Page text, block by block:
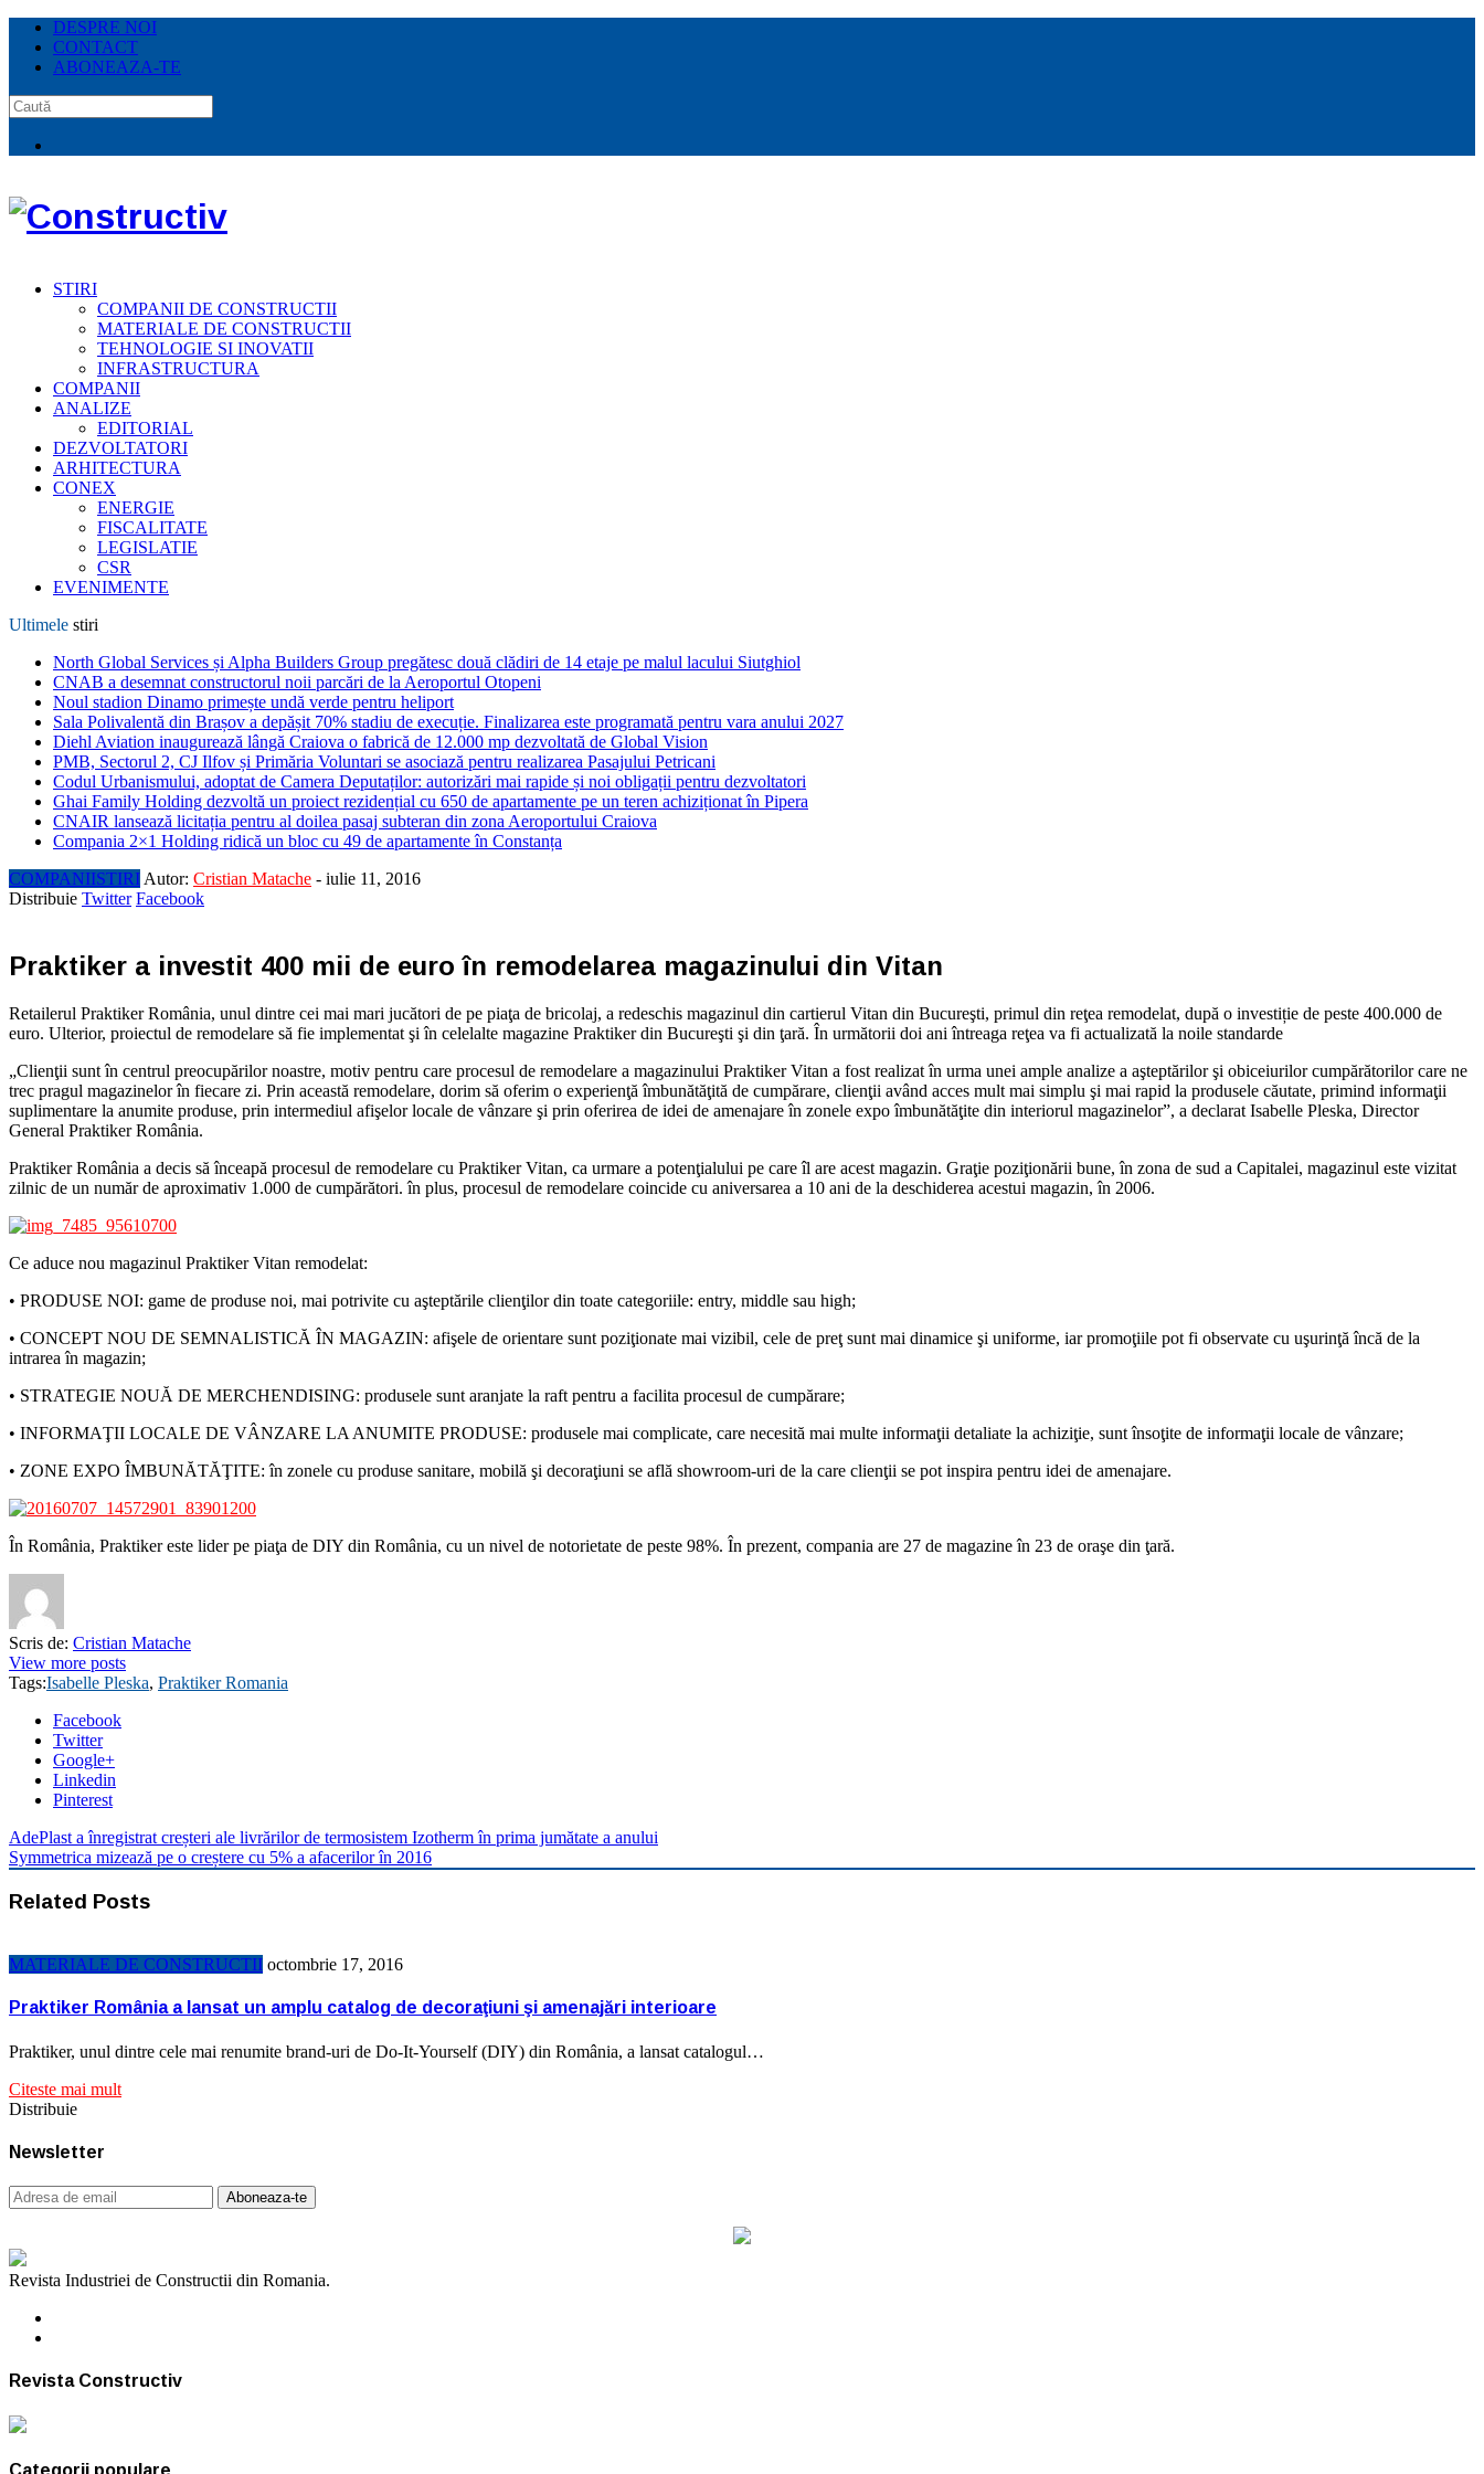
DESPRE NOI
CONTACT
ABONEAZA-TE
STIRI
COMPANII DE CONSTRUCTII
MATERIALE DE CONSTRUCTII
TEHNOLOGIE SI INOVATII
INFRASTRUCTURA
COMPANII
ANALIZE
EDITORIAL
DEZVOLTATORI
ARHITECTURA
CONEX
ENERGIE
FISCALITATE
LEGISLATIE
CSR
EVENIMENTE
Ultimele stiri
North Global Services și Alpha Builders Group pregătesc două clădiri de 14 etaje pe malul lacului Siutghiol
CNAB a desemnat constructorul noii parcări de la Aeroportul Otopeni
Noul stadion Dinamo primește undă verde pentru heliport
Sala Polivalentă din Brașov a depășit 70% stadiu de execuție. Finalizarea este programată pentru vara anului 2027
Diehl Aviation inaugurează lângă Craiova o fabrică de 12.000 mp dezvoltată de Global Vision
PMB, Sectorul 2, CJ Ilfov și Primăria Voluntari se asociază pentru realizarea Pasajului Petricani
Codul Urbanismului, adoptat de Camera Deputaților: autorizări mai rapide și noi obligații pentru dezvoltatori
Ghai Family Holding dezvoltă un proiect rezidențial cu 650 de apartamente pe un teren achiziționat în Pipera
CNAIR lansează licitația pentru al doilea pasaj subteran din zona Aeroportului Craiova
Compania 2×1 Holding ridică un bloc cu 49 de apartamente în Constanța
COMPANIISTIRI Autor: Cristian Matache - iulie 11, 2016
Distribuie Twitter Facebook
Praktiker a investit 400 mii de euro în remodelarea magazinului din Vitan
Retailerul Praktiker România, unul dintre cei mai mari jucători de pe piaţa de bricolaj, a redeschis magazinul din cartierul Vitan din Bucureşti, primul din reţea remodelat, după o investiție de peste 400.000 de
euro. Ulterior, proiectul de remodelare să fie implementat şi în celelalte magazine Praktiker din Bucureşti şi din ţară. În următorii doi ani întreaga reţea va fi actualizată la noile standarde
„Clienţii sunt în centrul preocupărilor noastre, motiv pentru care procesul de remodelare a magazinului Praktiker Vitan a fost realizat în urma unei ample analize a aşteptărilor şi obiceiurilor cumpărătorilor care ne
trec pragul magazinelor în fiecare zi. Prin această remodelare, dorim să oferim o experienţă îmbunătăţită de cumpărare, clienţii având acces mult mai simplu şi mai rapid la produsele căutate, primind informaţii
suplimentare la anumite produse, prin intermediul afişelor locale de vânzare şi prin oferirea de idei de amenajare în zonele expo îmbunătăţite din interiorul magazinelor”, a declarat Isabelle Pleska, Director
General Praktiker România.
Praktiker România a decis să înceapă procesul de remodelare cu Praktiker Vitan, ca urmare a potenţialului pe care îl are acest magazin. Graţie poziţionării bune, în zona de sud a Capitalei, magazinul este vizitat
zilnic de un număr de aproximativ 1.000 de cumpărători. în plus, procesul de remodelare coincide cu aniversarea a 10 ani de la deschiderea acestui magazin, în 2006.
Ce aduce nou magazinul Praktiker Vitan remodelat:
• PRODUSE NOI: game de produse noi, mai potrivite cu aşteptările clienţilor din toate categoriile: entry, middle sau high;
• CONCEPT NOU DE SEMNALISTICĂ ÎN MAGAZIN: afişele de orientare sunt poziţionate mai vizibil, cele de preţ sunt mai dinamice şi uniforme, iar promoţiile pot fi observate cu uşurinţă încă de la
intrarea în magazin;
• STRATEGIE NOUĂ DE MERCHENDISING: produsele sunt aranjate la raft pentru a facilita procesul de cumpărare;
• INFORMAŢII LOCALE DE VÂNZARE LA ANUMITE PRODUSE: produsele mai complicate, care necesită mai multe informaţii detaliate la achiziţie, sunt însoţite de informaţii locale de vânzare;
• ZONE EXPO ÎMBUNĂTĂŢITE: în zonele cu produse sanitare, mobilă şi decoraţiuni se află showroom-uri de la care clienţii se pot inspira pentru idei de amenajare.
În România, Praktiker este lider pe piaţa de DIY din România, cu un nivel de notorietate de peste 98%. În prezent, compania are 27 de magazine în 23 de oraşe din ţară.
Scris de: Cristian Matache
View more posts
Tags:Isabelle Pleska, Praktiker Romania
Facebook
Twitter
Google+
Linkedin
Pinterest
AdePlast a înregistrat creșteri ale livrărilor de termosistem Izotherm în prima jumătate a anului
Symmetrica mizează pe o creștere cu 5% a afacerilor în 2016
Related Posts
MATERIALE DE CONSTRUCTII octombrie 17, 2016
Praktiker România a lansat un amplu catalog de decoraţiuni şi amenajări interioare
Praktiker, unul dintre cele mai renumite brand-uri de Do-It-Yourself (DIY) din România, a lansat catalogul…
Citeste mai mult
Distribuie
Newsletter
Revista Industriei de Constructii din Romania.
Revista Constructiv
Categorii populare